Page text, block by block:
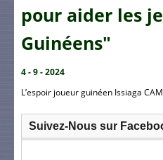
pour aider les
Guinéens"
4 - 9 - 2024
L’espoir joueur guinéen Issiaga
Suivez-Nous sur